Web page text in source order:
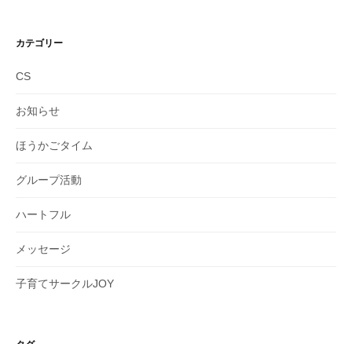
カテゴリー
CS
お知らせ
ほうかごタイム
グループ活動
ハートフル
メッセージ
子育てサークルJOY